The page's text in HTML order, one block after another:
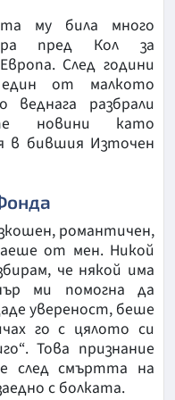
му била много
пред Кол за
След години
от малкото
веднага разбрали
новини като
в бившия Източен
романтичен,
от мен. Никой
че някой има
ми помогна да
увереност, беше
го с цялото си
Това признание
след смъртта на
с болката.